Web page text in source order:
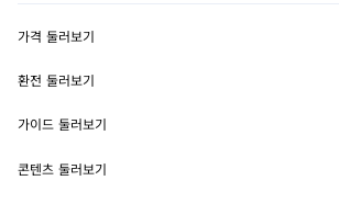
MetaMask Connect
Snaps
웹3 서비스
보안
고객 지원
가격 둘러보기
이더리움 가격
솔라나 가격
환전 둘러보기
ETH를 USD로 환전
USDT를 INR로 환전
가이드 둘러보기
ETH 매수
콘텐츠 둘러보기